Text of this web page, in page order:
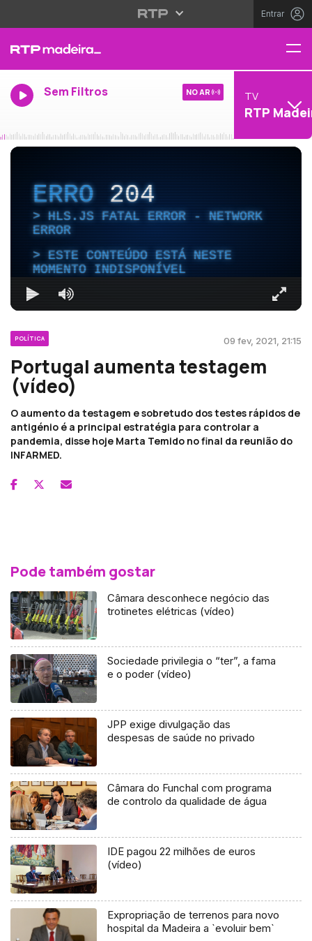
Entrar
Sem Filtros NO AR TV
RTP
ERRO204
HLS.JS FATAL ERROR - NETWORK
ERROR
ESTE CONTEÚDO ESTÁ NESTE
MOMENTO INDISPONÍVEL
POLÍTICA 09 fev, 2021, 21:15
Portugal aumenta testagem
(vídeo)
O aumento da testagem e sobretudo dos testes rápidos de
antigénio é a principal estratégia para controlar a
pandemia, disse hoje Marta Temido no final da reunião do
INFARMED.
Pode também gostar
Câmara desconhece negócio das
trotinetes elétricas (vídeo)
Sociedade privilegia o “ter”, a fama
e o poder (vídeo)
JPP exige divulgação das
despesas de saúde no privado
Câmara do Funchal com programa
de controlo da qualidade de água
IDE pagou 22 milhões de euros
(vídeo)
Expropriação de terrenos para novo
hospital da Madeira a `evoluir bem`